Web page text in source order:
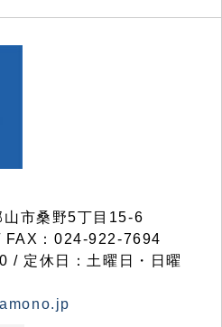
市桑野5丁目15-6
：024-922-7694
/ 定休日：土曜日・日曜